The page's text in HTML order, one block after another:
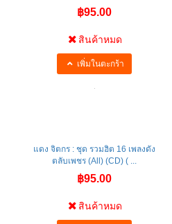
฿95.00
สินค้าหมด
เพิ่มในตะกร้า
แดง จิตกร : ชุด รวมฮิต 16 เพลงดัง
ตลับเพชร (All) (CD) ( ...
฿95.00
สินค้าหมด